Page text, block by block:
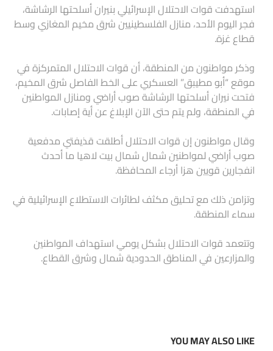
استهدفت قوات الاحتلال الإسرائيلي بنيران أسلحتها الرشاشة،
فجر اليوم الأحد، منازل الفلسطينيين شرق مخيم المغازي وسط
قطاع غزة.
وذكر مواطنون من المنطقة، أن قوات الاحتلال المتمركزة في
موقع “أبو مطيبق” العسكري على الخط الفاصل شرق المخيم،
فتحت نيران أسلحتها الرشاشة صوب أراضي ومنازل المواطنين
في المنطقة، ولم يتم حتى الآن الإبلاغ عن أية إصابات.
وقال مواطنون إن قوات الاحتلال أطلقت قذيفتي مدفعية
صوب أراضي لمواطنين شمال شمال بيت لاهيا ما أحدث
انفجارين قويين هزا أرجاء المحافظة.
وتزامن ذلك مع تحليق مكثف لطائرات الاستطلاع الإسرائيلية في
سماء المنطقة.
وتتعمد قوات الاحتلال بشكل يومي استهداف المواطنين
والمزارعين في المناطق الحدودية شمال وشرق القطاع.
YOU MAY ALSO LIKE